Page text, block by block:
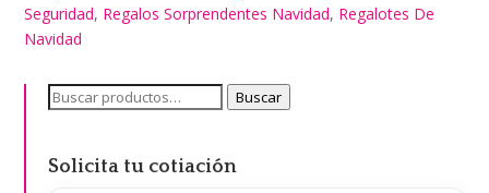
Seguridad, Regalos Sorprendentes Navidad, Regalotes De
Navidad
Buscar
Buscar
Solicita tu cotiación